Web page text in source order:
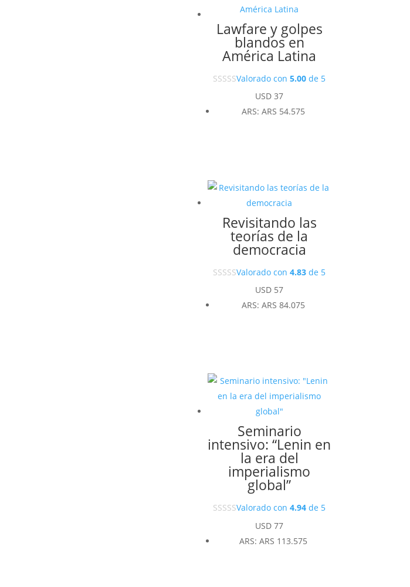
Lawfare y golpes
blandos en
América Latina
Valorado con5.00 de 5
USD 37
ARS:ARS 54.575
Revisitando las
teorías de la
democracia
Valorado con4.83 de 5
USD 57
ARS:ARS 84.075
Seminario
intensivo: “Lenin en
la era del
imperialismo
global”
Valorado con4.94 de 5
USD 77
ARS:ARS 113.575